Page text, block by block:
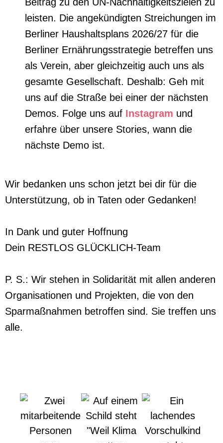
leisten. Die angekündigten Streichungen im
Berliner Haushaltsplans 2026/27 für die
Berliner Ernährungsstrategie betreffen uns
als Verein, aber gleichzeitig auch uns als
gesamte Gesellschaft. Deshalb: Geh mit
uns auf die Straße bei einer der nächsten
Demos. Folge uns auf Instagram und
erfahre über unsere Stories, wann die
nächste Demo ist.
Wir bedanken uns schon jetzt bei dir für die
Unterstützung, ob in Taten oder Gedanken!
In Dank und guter Hoffnung
Dein RESTLOS GLÜCKLICH-Team
P. S.: Wir stehen in Solidarität mit allen anderen
Organisationen und Projekten, die von den
Sparmaßnahmen betroffen sind. Sie treffen uns
alle.